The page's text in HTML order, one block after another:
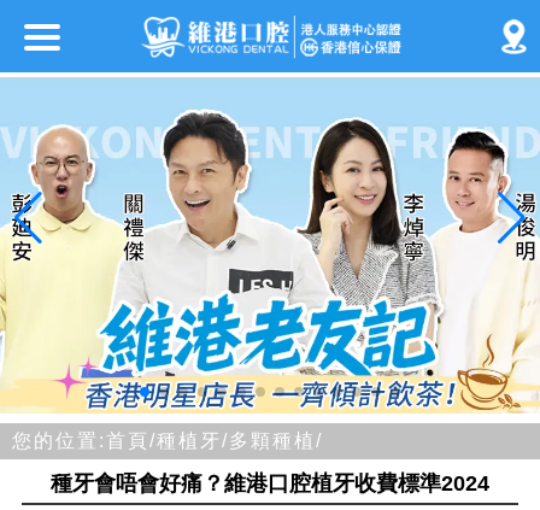
您的位置:首頁/種植牙/ 多顆種植/
種牙會唔會好痛？維港口腔植牙收費標準2024